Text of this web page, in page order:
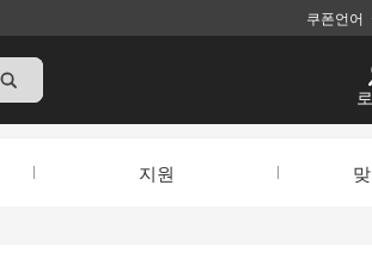
쿠폰언어
지원